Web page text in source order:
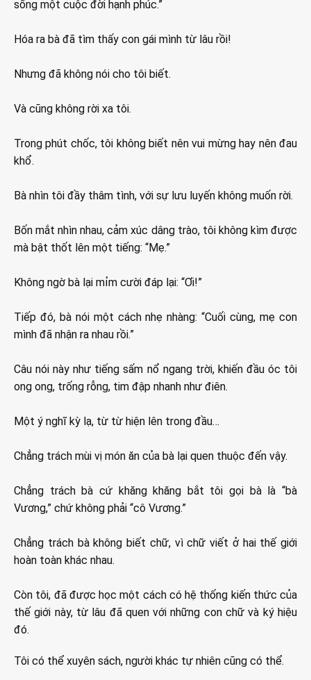
sống một cuộc đời hạnh phúc.”
Hóa ra bà đã tìm thấy con gái mình từ lâu rồi!
Nhưng đã không nói cho tôi biết.
Và cũng không rời xa tôi.
Trong phút chốc, tôi không biết nên vui mừng hay nên đau
khổ.
Bà nhìn tôi đầy thâm tình, với sự lưu luyến không muốn rời.
Bốn mắt nhìn nhau, cảm xúc dâng trào, tôi không kìm được
mà bật thốt lên một tiếng: “Mẹ.”
Không ngờ bà lại mỉm cười đáp lại: “Ơi!”
Tiếp đó, bà nói một cách nhẹ nhàng: “Cuối cùng, mẹ con
mình đã nhận ra nhau rồi.”
Câu nói này như tiếng sấm nổ ngang trời, khiến đầu óc tôi
ong ong, trống rỗng, tim đập nhanh như điên.
Một ý nghĩ kỳ lạ, từ từ hiện lên trong đầu…
Chẳng trách mùi vị món ăn của bà lại quen thuộc đến vậy.
Chẳng trách bà cứ khăng khăng bắt tôi gọi bà là “bà
Vương,” chứ không phải “cô Vương.”
Chẳng trách bà không biết chữ, vì chữ viết ở hai thế giới
hoàn toàn khác nhau.
Còn tôi, đã được học một cách có hệ thống kiến thức của
thế giới này, từ lâu đã quen với những con chữ và ký hiệu
đó.
Tôi có thể xuyên sách, người khác tự nhiên cũng có thể.